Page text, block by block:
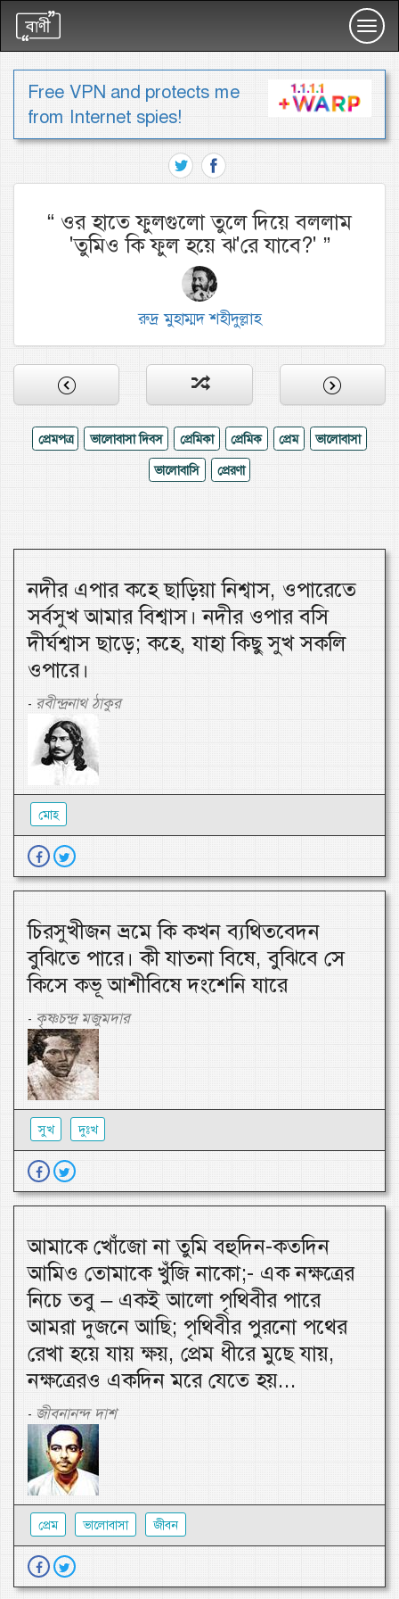
Free VPN and protects me
from Internet spies!
“ ওর হাতে ফুলগুলো তুলে দিয়ে বললাম
'তুমিও কি ফুল হয়ে ঝ'রে যাবে?' ”
রুদ্র মুহাম্মদ শহীদুল্লাহ
প্রেমপত্র ভালোবাসা দিবস প্রেমিকা প্রেমিক প্রেম
ভালোবাসা
ভালোবাসি
প্রেরণা
নদীর এপার কহে ছাড়িয়া নিশ্বাস, ওপারেতে
সর্বসুখ আমার বিশ্বাস। নদীর ওপার বসি
দীর্ঘশ্বাস ছাড়ে; কহে, যাহা কিছু সুখ সকলি
ওপারে।
- রবীন্দ্রনাথ ঠাকুর
মোহ
চিরসুখীজন ভ্রমে কি কখন ব্যথিতবেদন
বুঝিতে পারে। কী যাতনা বিষে, বুঝিবে সে
কিসে কভূ আশীবিষে দংশেনি যারে
- কৃষ্ণচন্দ্র মজুমদার
সুখ দুঃখ
আমাকে খোঁজো না তুমি বহুদিন-কতদিন
আমিও তোমাকে খুঁজি নাকো;- এক নক্ষত্রের
নিচে তবু – একই আলো পৃথিবীর পারে
আমরা দুজনে আছি; পৃথিবীর পুরনো পথের
রেখা হয়ে যায় ক্ষয়, প্রেম ধীরে মুছে যায়,
নক্ষত্রেরও একদিন মরে যেতে হয়...
- জীবনানন্দ দাশ
প্রেম ভালোবাসা জীবন